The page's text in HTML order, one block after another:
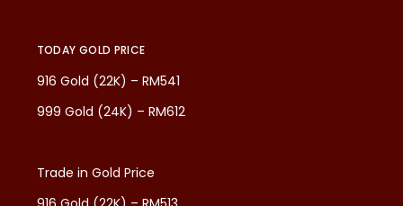
TODAY GOLD PRICE
916 Gold (22K) – RM541
999 Gold (24K) – RM612
Trade in Gold Price